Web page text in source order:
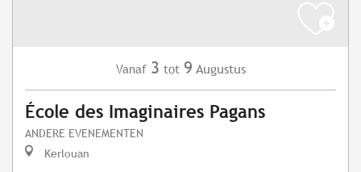
Vanaf 3 tot 9 Augustus
École des Imaginaires Pagans
ANDERE EVENEMENTEN
Kerlouan